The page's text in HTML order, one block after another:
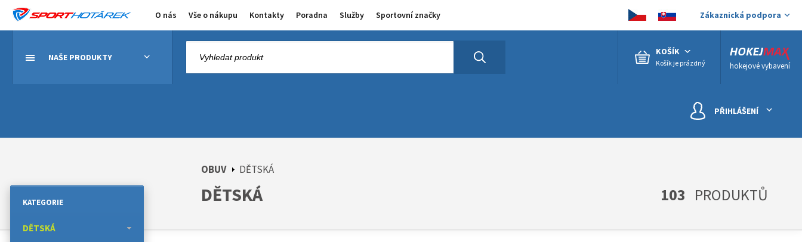
O nás Vše o nákupu Kontakty Poradna Služby Sportovní značky Zákaznická podpora
NAŠE PRODUKTY
hokejové vybavení
KOŠÍK
Košík je prázdný
PŘIHLÁŠENÍ
OBUV DĚTSKÁ
DĚTSKÁ 103 PRODUKTŮ
KATEGORIE
DĚTSKÁ